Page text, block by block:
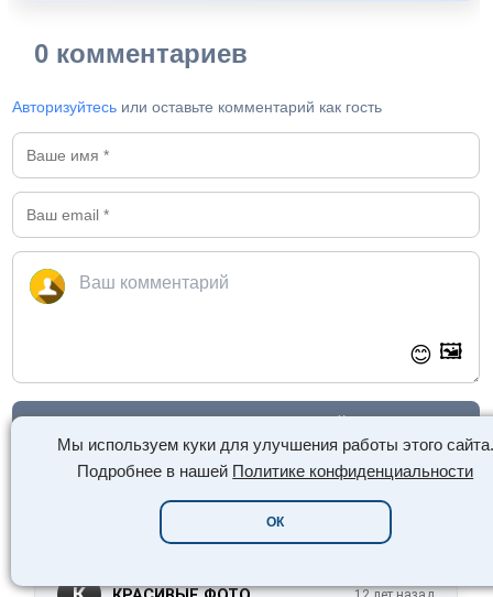
Мы используем куки для улучшения работы этого сайта.
Подробнее в нашей Политике конфиденциальности
ОК
0 комментариев
Авторизуйтесь или оставьте комментарий как гость
😊 🖼️
ВЫБОР ЧИТАТЕЛЕЙ: